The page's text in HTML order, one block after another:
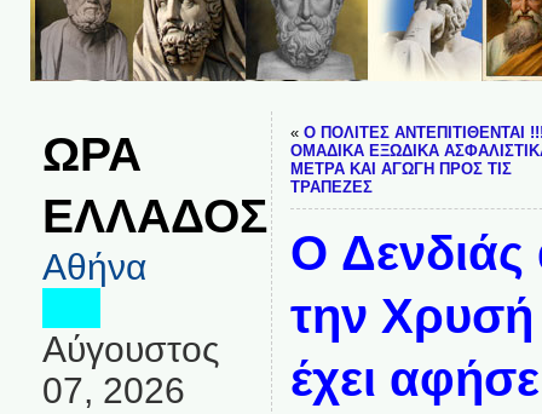
ΩΡΑ
ΕΛΛΑΔΟΣ
Αθήνα
Αύγουστος
07, 2026
« Ο ΠΟΛΙΤΕΣ ΑΝΤΕΠΙΤΙΘΕΝΤΑΙ
ΟΜΑΔΙΚΑ ΕΞΩΔΙΚΑ
ΜΕΤΡΑ ΚΑΙ ΑΓΩΓΗ ΠΡΟΣ ΤΙΣ
ΤΡΑΠΕΖΕΣ
O Δενδιάς
την
έχει